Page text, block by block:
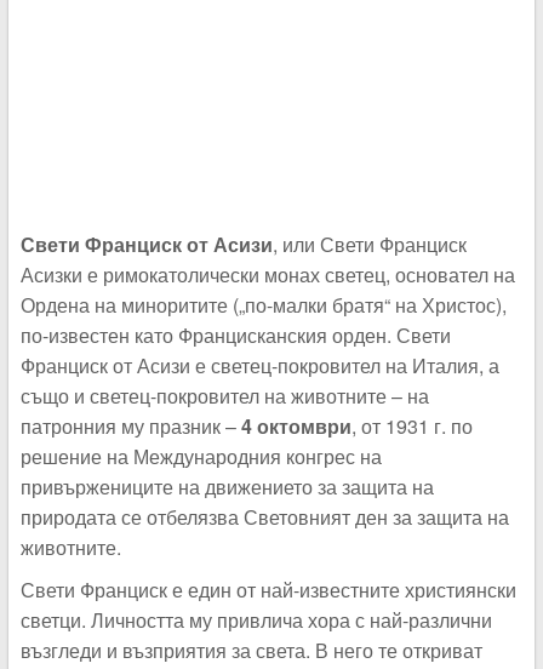
Свети Франциск от Асизи, или Свети Франциск
Асизки е римокатолически монах светец, основател на
Ордена на миноритите („по-малки братя“ на Христос),
по-известен като Францисканския орден. Свети
Франциск от Асизи е светец-покровител на Италия, а
също и светец-покровител на животните – на
патронния му празник –4 октомври, от 1931 г. по
решение на Международния конгрес на
привържениците на движението за защита на
природата се отбелязва Световният ден за защита на
животните.
Свети Франциск е един от най-известните християнски
светци. Личността му привлича хора с най-различни
възгледи и възприятия за света. В него те откриват